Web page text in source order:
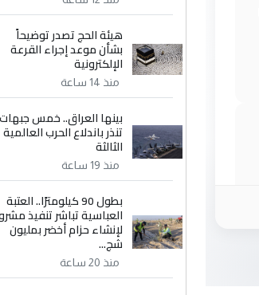
هيئة الحج تصدر توضيحاً
بشأن موعد إجراء القرعة
الإلكترونية
منذ 14 ساعة
بينها العراق.. خمس جبهات
تنذر باندلاع الحرب العالمية
الثالثة
منذ 19 ساعة
بطول 90 كيلومترًا.. العتبة
العباسية تباشر تنفيذ
لإنشاء حزام أخضر بمليون
شج...
منذ 20 ساعة